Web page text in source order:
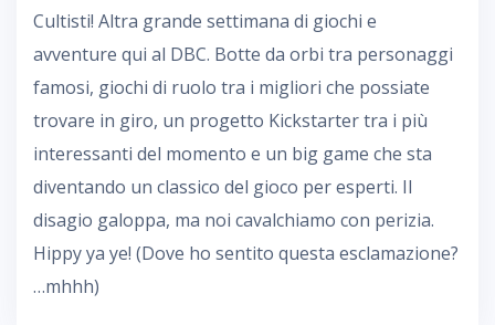
Cultisti! Altra grande settimana di giochi e
avventure qui al DBC. Botte da orbi tra personaggi
famosi, giochi di ruolo tra i migliori che possiate
trovare in giro, un progetto Kickstarter tra i più
interessanti del momento e un big game che sta
diventando un classico del gioco per esperti. Il
disagio galoppa, ma noi cavalchiamo con perizia.
Hippy ya ye! (Dove ho sentito questa esclamazione?
…mhhh)